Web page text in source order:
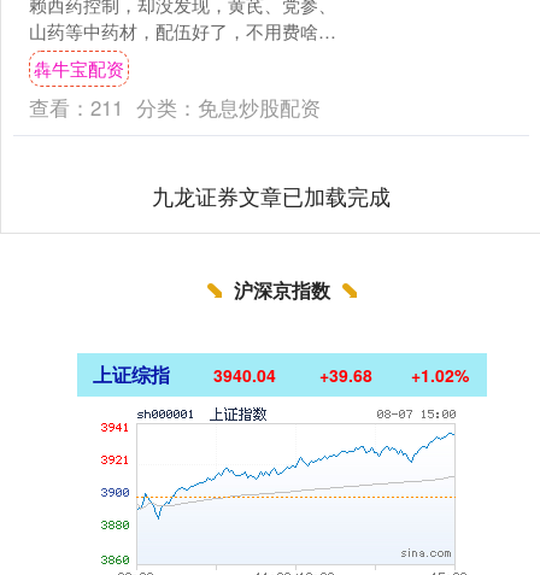
山药等中药材，配伍好了，不用费啥
劲，每天一杯，就能帮着强肌肉、健肢
体，还能益气健脾、滋养肝肾....
犇牛宝配资
查看： 211 分类： 免息炒股配资
九龙证券文章已加载完成
沪深京指数
上证综指 3940.04 +39.68 +1.02%